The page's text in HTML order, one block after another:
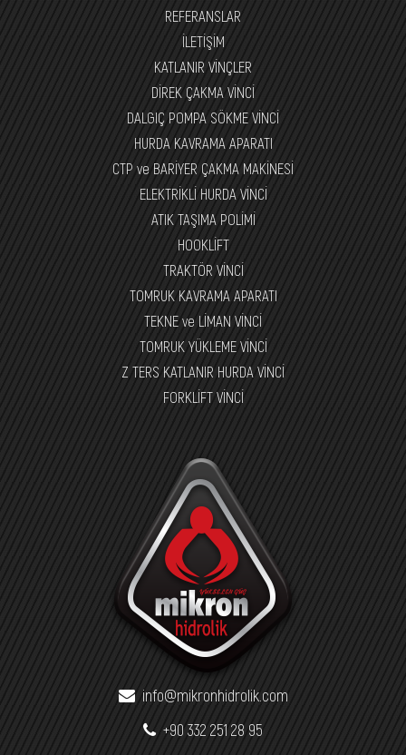
REFERANSLAR
İLETİŞİM
KATLANIR VİNÇLER
DİREK ÇAKMA VİNCİ
DALGIÇ POMPA SÖKME VİNCİ
HURDA KAVRAMA APARATI
CTP ve BARİYER ÇAKMA MAKİNESİ
ELEKTRİKLİ HURDA VİNCİ
ATIK TAŞIMA POLİMİ
HOOKLİFT
TRAKTÖR VİNCİ
TOMRUK KAVRAMA APARATI
TEKNE ve LİMAN VİNCİ
TOMRUK YÜKLEME VİNCİ
Z TERS KATLANIR HURDA VİNCİ
FORKLİFT VİNCİ
info@mikronhidrolik.com
+90 332 251 28 95